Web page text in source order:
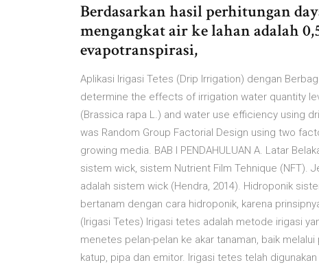
Berdasarkan hasil perhitungan
mengangkat air ke lahan adalah
evapotranspirasi,
Aplikasi Irigasi Tetes (Drip Irrigation) dengan
determine the effects of irrigation water quantity
(Brassica rapa L.) and water use efficiency using
was Random Group Factorial Design using two
growing media. BAB I PENDAHULUAN A. Latar
sistem wick, sistem Nutrient Film Tehnique (NFT).
adalah sistem wick (Hendra, 2014). Hidroponik
bertanam dengan cara hidroponik, karena
(Irigasi Tetes) Irigasi tetes adalah metode irigasi
menetes pelan-pelan ke akar tanaman, baik
katup, pipa dan emitor. Irigasi tetes telah